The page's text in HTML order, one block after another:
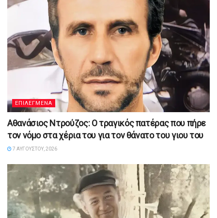
ΕΠΙΛΕΓΜΕΝΑ
Αθανάσιος Ντρούζος: Ο τραγικός πατέρας που πήρε
τον νόμο στα χέρια του για τον θάνατο του γιου του
7 ΑΥΓΟΎΣΤΟΥ, 2026